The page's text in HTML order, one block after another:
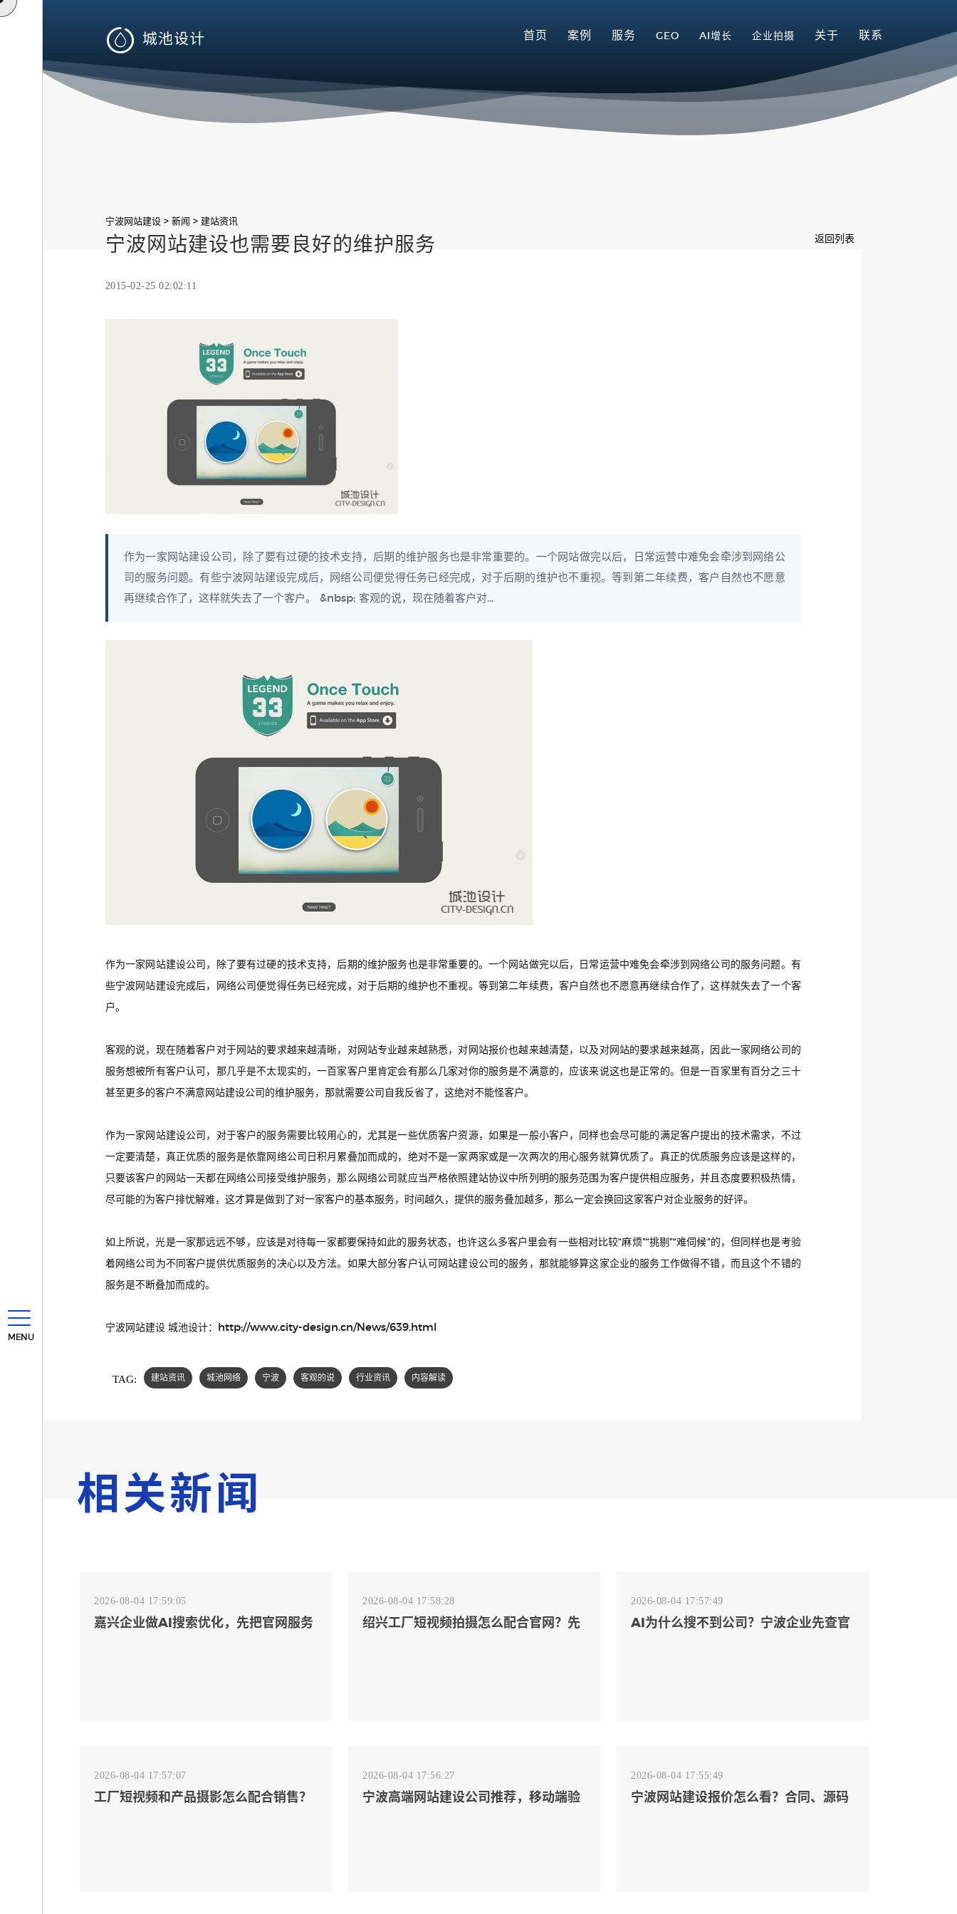
MENU
 首页 案例 服务 GEO AI增长 企业拍摄 关于 联系
宁波网站建设> 新闻 > 建站资讯
返回列表
宁波网站建设也需要良好的维护服务
2015-02-25 02:02:11
作为一家网站建设公司，除了要有过硬的技术支持，后期的维护服务也是非常重要的。一个网站做完以后，日常运营中难免会牵涉到网络公
司的服务问题。有些宁波网站建设完成后，网络公司便觉得任务已经完成，对于后期的维护也不重视。等到第二年续费，客户自然也不愿意
再继续合作了，这样就失去了一个客户。 &nbsp; 客观的说，现在随着客户对...
作为一家网站建设公司，除了要有过硬的技术支持，后期的维护服务也是非常重要的。一个网站做完以后，日常运营中难免会牵涉到网络公司的服务问题。有
些宁波网站建设完成后，网络公司便觉得任务已经完成，对于后期的维护也不重视。等到第二年续费，客户自然也不愿意再继续合作了，这样就失去了一个客
户。
客观的说，现在随着客户对于网站的要求越来越清晰，对网站专业越来越熟悉，对网站报价也越来越清楚，以及对网站的要求越来越高，因此一家网络公司的
服务想被所有客户认可，那几乎是不太现实的，一百家客户里肯定会有那么几家对你的服务是不满意的，应该来说这也是正常的。但是一百家里有百分之三十
甚至更多的客户不满意网站建设公司的维护服务，那就需要公司自我反省了，这绝对不能怪客户。
作为一家网站建设公司，对于客户的服务需要比较用心的，尤其是一些优质客户资源，如果是一般小客户，同样也会尽可能的满足客户提出的技术需求，不过
一定要清楚，真正优质的服务是依靠网络公司日积月累叠加而成的，绝对不是一家两家或是一次两次的用心服务就算优质了。 真正的优质服务应该是这样的，
只要该客户的网站一天都在网络公司接受维护服务，那么网络公司就应当严格依照建站协议中所列明的服务范围为客户提供相应服务，并且态度要积极热情，
尽可能的为客户排忧解难，这才算是做到了对一家客户的基本服务，时间越久，提供的服务叠加越多，那么一定会换回这家客户对企业服务的好评。
如上所说，光是一家那远远不够，应该是对待每一家都要保持如此的服务状态，也许这么多客户里会有一些相对比较“麻烦”“挑剔”“难伺候”的，但同样也是考验
着网络公司为不同客户提供优质服务的决心以及方法。如果大部分客户认可网站建设公司的服务，那就能够算这家企业的服务工作做得不错，而且这个不错的
服务是不断叠加而成的。
宁波网站建设 城池设计： http://www.city-design.cn/News/639.html
TAG: 建站资讯 城池网络 宁波 客观的说 行业资讯 内容解读
相关新闻
2026-08-04 17:59:05
嘉兴企业做AI搜索优化，先把官网服务
2026-08-04 17:58:28
绍兴工厂短视频拍摄怎么配合官网？先
2026-08-04 17:57:49
AI为什么搜不到公司？宁波企业先查官
2026-08-04 17:57:07
工厂短视频和产品摄影怎么配合销售？
2026-08-04 17:56:27
宁波高端网站建设公司推荐，移动端验
2026-08-04 17:55:49
宁波网站建设报价怎么看？合同、源码